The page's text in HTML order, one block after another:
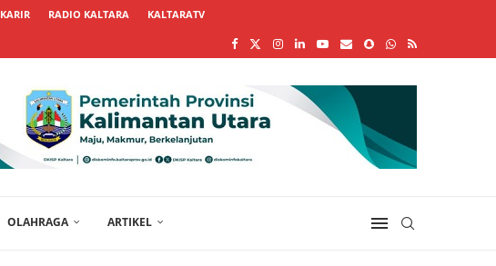
KARIR RADIO KALTARA KALTARATV
OLAHRAGA ARTIKEL